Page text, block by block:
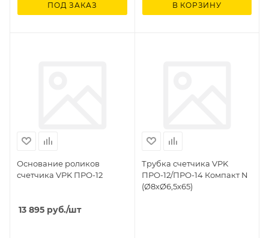
ПОД ЗАКАЗ В КОРЗИНУ
Основание роликов
счетчика VPK ПРО-12
13 895 руб./шт
Трубка счетчика VPK
ПРО-12/ПРО-14 Компакт N
(Ø8хØ6,5х65)